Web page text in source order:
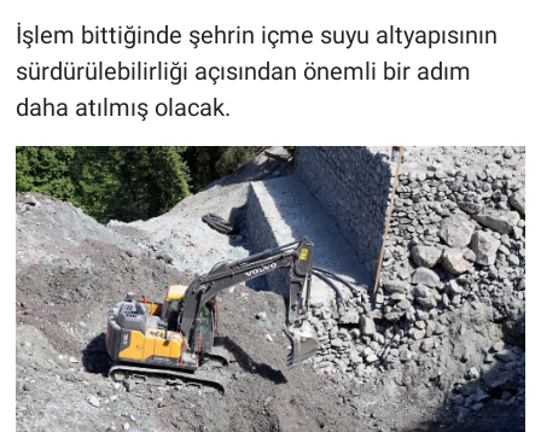
İşlem bittiğinde şehrin içme suyu altyapısının
sürdürülebilirliği açısından önemli bir adım
daha atılmış olacak.